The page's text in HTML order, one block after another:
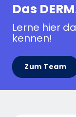
Das
Lerne hier
kennen!
Zum Team